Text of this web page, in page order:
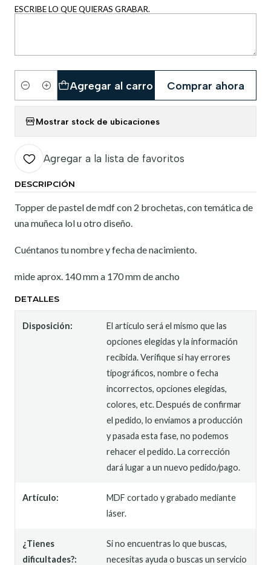
ESCRIBE LO QUE QUIERAS GRABAR.
Cantidad
Agregar al carro Comprar ahora
Mostrar stock de ubicaciones
Agregar a la lista de favoritos
DESCRIPCIÓN
Topper de pastel de mdf con 2 brochetas, con temática de
una muñeca lol u otro diseño.
Cuéntanos tu nombre y fecha de nacimiento.
mide aprox. 140 mm a 170 mm de ancho
DETALLES
Disposición:
El artículo será el mismo que las
opciones elegidas y la información
recibida. Verifique si hay errores
tipográficos, nombre o fecha
incorrectos, opciones elegidas,
colores, etc. Después de confirmar
el pedido, lo enviamos a producción
y pasada esta fase, no podemos
rehacer el pedido. La corrección
dará lugar a un nuevo pedido/pago.
Artículo:
MDF cortado y grabado mediante
láser.
¿Tienes
dificultades?:
Si no encuentras lo que buscas,
necesitas ayuda o buscas un servicio